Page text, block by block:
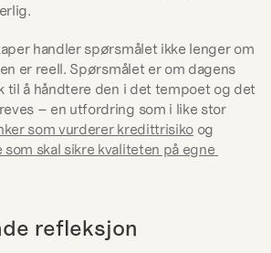
handler spørsmålet ikke lenger om
er reell. Spørsmålet er om dagens
til å håndtere den i det tempoet og det
– en utfordring som i like stor
som vurderer kredittrisiko
skal sikre kvaliteten på egne
refleksjon